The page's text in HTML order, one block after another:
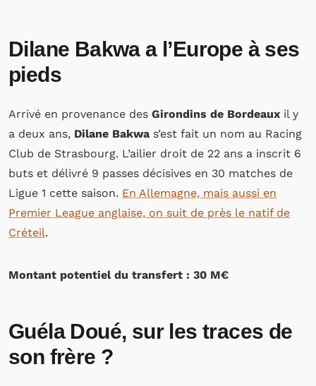
Dilane Bakwa a l’Europe à ses
pieds
Arrivé en provenance des Girondins de Bordeaux il y
a deux ans, Dilane Bakwa s’est fait un nom au Racing
Club de Strasbourg. L’ailier droit de 22 ans a inscrit 6
buts et délivré 9 passes décisives en 30 matches de
Ligue 1 cette saison. En Allemagne, mais aussi en
Premier League anglaise, on suit de près le natif de
Créteil.
Montant potentiel du transfert : 30 M€
Guéla Doué, sur les traces de
son frère ?